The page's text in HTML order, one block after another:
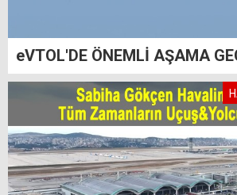
eVTOL'DE ÖNEMLİ AŞAMA